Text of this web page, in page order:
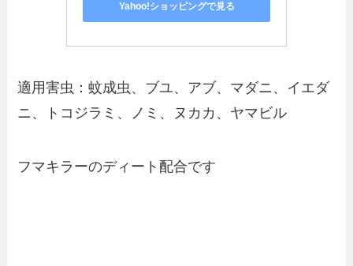
Yahoo!ショッピングで見る
適用害虫：蚊成虫、ブユ、アブ、マダニ、イエダ
ニ、トコジラミ、ノミ、ヌカカ、ヤマビル
フマキラーのディート配合です